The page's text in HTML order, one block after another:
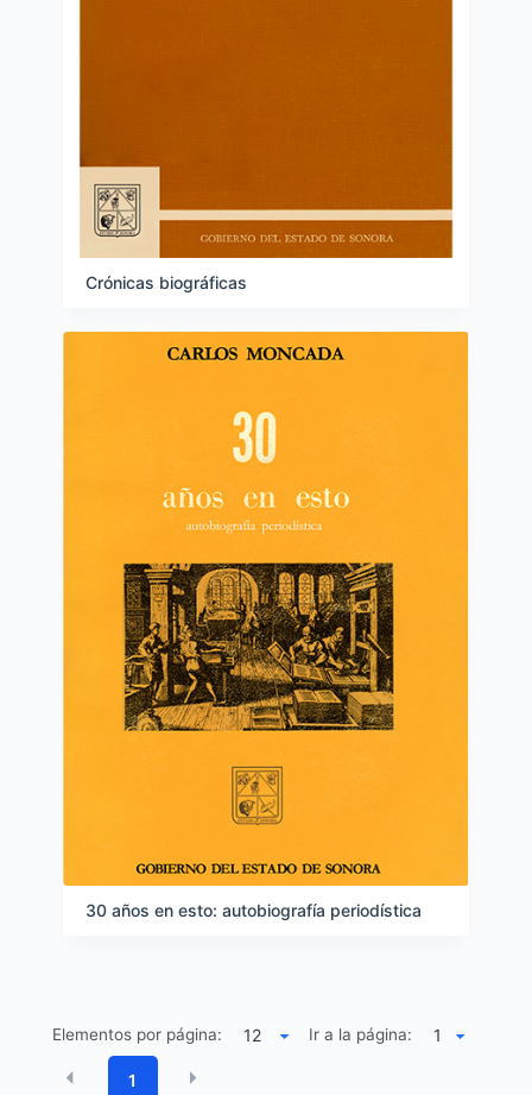
Crónicas biográficas
30 años en esto: autobiografía periodística
Elementos por página: Ir a la página:
1